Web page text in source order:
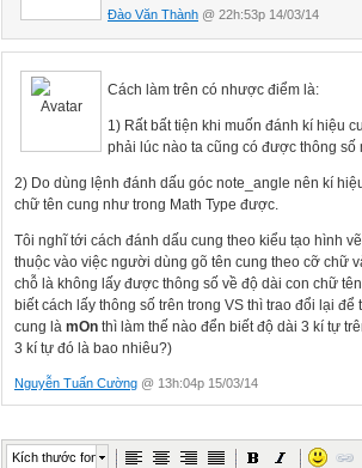
Đào Văn Thành @ 22h:53p 14/03/14
Cách làm trên có nhược điểm là:
1) Rất bất tiện khi muốn đánh kí hiệu
phải lúc nào ta cũng có được thông số
2) Do dùng lệnh đánh dấu góc note_angle nên kí
chữ tên cung như trong Math Type được.
Tôi nghĩ tới cách đánh dấu cung theo kiểu tạo hình
thuộc vào việc người dùng gõ tên cung theo cỡ chữ
chỗ là không lấy được thông số về độ dài con chữ
biết cách lấy thông số trên trong VS thì trao đổi lại
cung là mOn thì làm thế nào đển biết độ dài 3 kí tự
3 kí tự đó là bao nhiêu?)
Nguyễn Tuấn Cường @ 13h:04p 15/03/14
Kích thước font